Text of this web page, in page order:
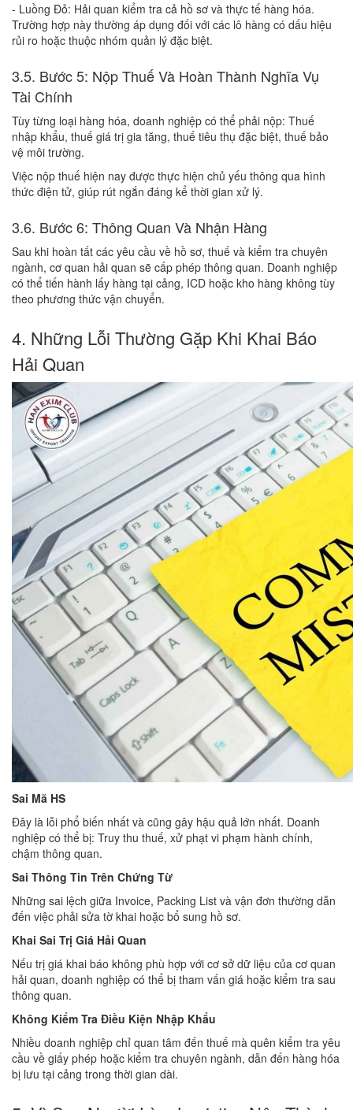
- Luồng Đỏ: Hải quan kiểm tra cả hồ sơ và thực tế hàng hóa.
Trường hợp này thường áp dụng đối với các lô hàng có dấu hiệu
rủi ro hoặc thuộc nhóm quản lý đặc biệt.
3.5. Bước 5: Nộp Thuế Và Hoàn Thành Nghĩa Vụ
Tài Chính
Tùy từng loại hàng hóa, doanh nghiệp có thể phải nộp: Thuế
nhập khẩu, thuế giá trị gia tăng, thuế tiêu thụ đặc biệt, thuế bảo
vệ môi trường.
Việc nộp thuế hiện nay được thực hiện chủ yếu thông qua hình
thức điện tử, giúp rút ngắn đáng kể thời gian xử lý.
3.6. Bước 6: Thông Quan Và Nhận Hàng
Sau khi hoàn tất các yêu cầu về hồ sơ, thuế và kiểm tra chuyên
ngành, cơ quan hải quan sẽ cấp phép thông quan. Doanh nghiệp
có thể tiến hành lấy hàng tại cảng, ICD hoặc kho hàng không tùy
theo phương thức vận chuyển.
4. Những Lỗi Thường Gặp Khi Khai Báo
Hải Quan
Sai Mã HS
Đây là lỗi phổ biến nhất và cũng gây hậu quả lớn nhất. Doanh
nghiệp có thể bị: Truy thu thuế, xử phạt vi phạm hành chính,
chậm thông quan.
Sai Thông Tin Trên Chứng Từ
Những sai lệch giữa Invoice, Packing List và vận đơn thường dẫn
đến việc phải sửa tờ khai hoặc bổ sung hồ sơ.
Khai Sai Trị Giá Hải Quan
Nếu trị giá khai báo không phù hợp với cơ sở dữ liệu của cơ quan
hải quan, doanh nghiệp có thể bị tham vấn giá hoặc kiểm tra sau
thông quan.
Không Kiểm Tra Điều Kiện Nhập Khẩu
Nhiều doanh nghiệp chỉ quan tâm đến thuế mà quên kiểm tra yêu
cầu về giấy phép hoặc kiểm tra chuyên ngành, dẫn đến hàng hóa
bị lưu tại cảng trong thời gian dài.